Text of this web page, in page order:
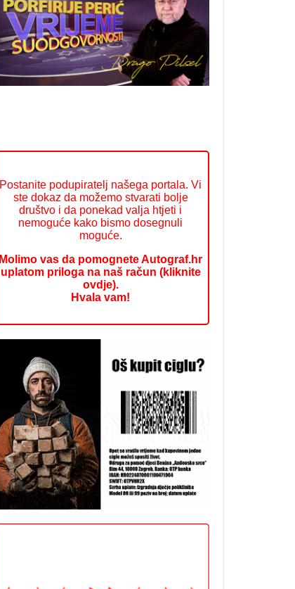
Postanite podupiratelj našega portala. Vi
ste dokaz da možemo stvarati bolje
društvo i da ponekad valja htjeti i
nemoguće kako bismo dosegnuli
moguće.
Molimo vas da pomognete Autograf.hr
uplatom priloga na naš račun (kliknite
ovdje).
Hvala vam!